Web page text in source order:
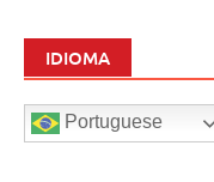
IDIOMA
Portuguese